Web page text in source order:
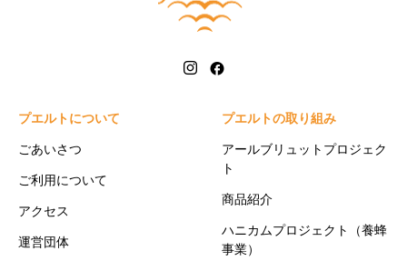
プエルトについて
ごあいさつ
ご利用について
アクセス
運営団体
プエルトの取り組み
アールブリュットプロジェク
ト
商品紹介
ハニカムプロジェクト（養蜂
事業）